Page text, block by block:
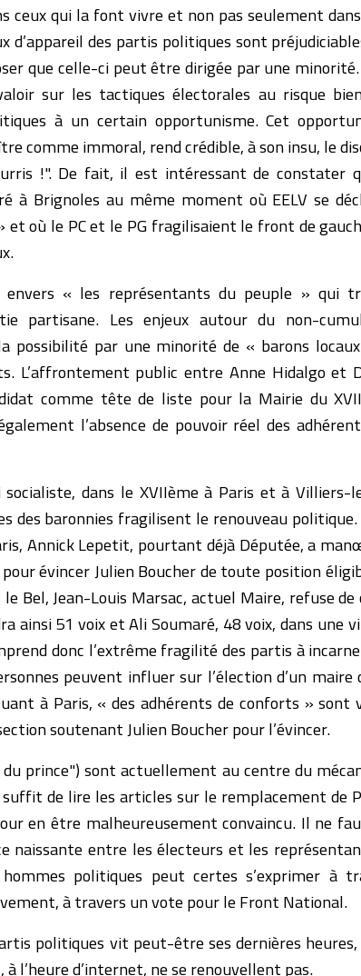
ceux qui la font vivre et non pas seulement
d’appareil des partis politiques sont
que celle-ci peut être dirigée par une
sur les tactiques électorales au risque
à un certain opportunisme. Cet
comme immoral, rend crédible, à son insu, le
!". De fait, il est intéressant de constater
à Brignoles au même moment où EELV se
et où le PC et le PG fragilisaient le front de
« les représentants du peuple » qui
partisane. Les enjeux autour du non-
possibilité par une minorité de « barons
L’affrontement public entre Anne Hidalgo et
comme tête de liste pour la Mairie du
l’absence de pouvoir réel des
dans le XVIIème à Paris et à Villiers-
des baronnies fragilisent le renouveau politique.
Annick Lepetit, pourtant déjà Députée, a
évincer Julien Boucher de toute position
le Bel, Jean-Louis Marsac, actuel Maire, refuse de
ainsi 51 voix et Ali Soumaré, 48 voix, dans une
donc l’extrême fragilité des partis à
peuvent influer sur l’élection d’un maire
à Paris, « des adhérents de conforts » sont
soutenant Julien Boucher pour l’évincer.
prince") sont actuellement au centre du
de lire les articles sur le remplacement de
en être malheureusement convaincu. Il ne
naissante entre les électeurs et les
politiques peut certes s’exprimer à
à travers un vote pour le Front National.
politiques vit peut-être ses dernières heures,
l’heure d’internet, ne se renouvellent pas.